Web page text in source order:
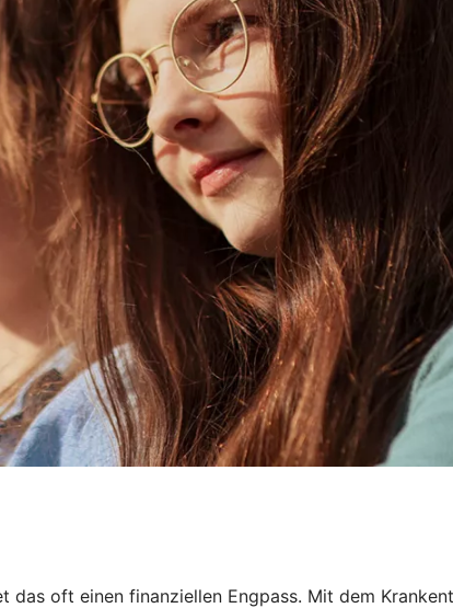
oft einen finanziellen Engpass. Mit dem